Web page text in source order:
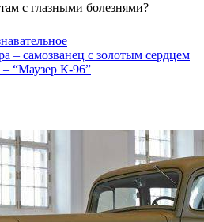
с глазными болезнями?
– самозванец с золотым сердцем
“Маузер К-96”